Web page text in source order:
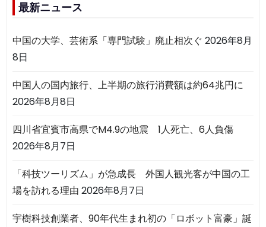
最新ニュース
中国の大学、芸術系「専門試験」廃止相次ぐ 2026年8月
8日
中国人の国内旅行、上半期の旅行消費額は約64兆円に
2026年8月8日
四川省宜賓市高県でM4.9の地震 1人死亡、6人負傷
2026年8月7日
「科技ツーリズム」が急成長 外国人観光客が中国の工
場を訪れる理由 2026年8月7日
宇樹科技創業者、90年代生まれ初の「ロボット富豪」誕